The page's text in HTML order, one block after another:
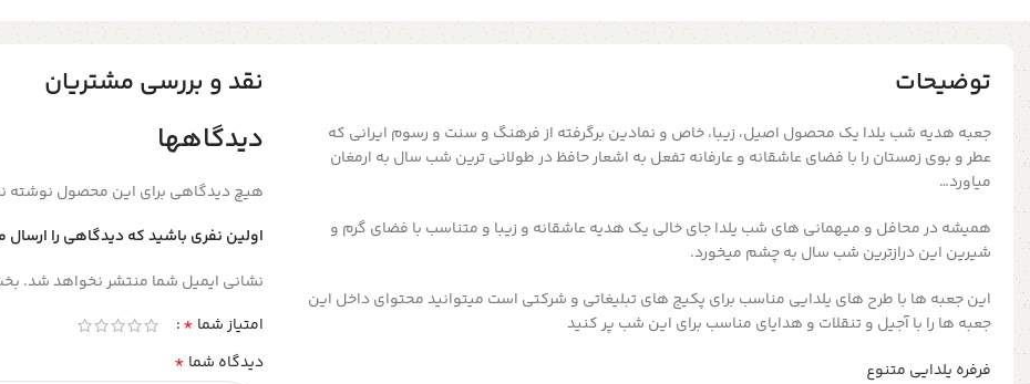
توضیحات
جعبه هدیه شب یلدا یک محصول اصیل، زیبا، خاص و نمادین برگرفته از فرهنگ و سنت و رسوم ایرانی که
عطر و بوی زمستان را با فضای عاشقانه و عارفانه تفعل به اشعار حافظ در طولانی ترین شب سال به ارمغان
میاورد…
همیشه در محافل و میهمانی های شب یلدا جای خالی یک هدیه عاشقانه و زیبا و متناسب با فضای گرم و
شیرین این درازترین شب سال به چشم میخورد.
این جعبه ها با طرح های یلدایی مناسب برای پکیج های تبلیغاتی و شرکتی است میتوانید محتوای داخل این
جعبه ها را با آجیل و تنقلات و هدایای مناسب برای این شب پر کنید
فرفره یلدایی متنوع
نقد و بررسی مشتریان
دیدگاهها
هیچ دیدگاهی برای این محصول نوشته
اولین نفری باشید که دیدگاهی را ارسال
نشانی ایمیل شما منتشر نخواهد شد.
امتیاز شما *
دیدگاه شما *